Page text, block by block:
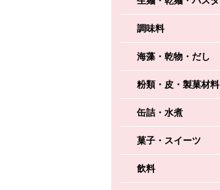
調味料
海藻・乾物・だし
粉類・皮・製菓材料
缶詰・水煮
菓子・スイーツ
飲料
(税込356円)
かごへ